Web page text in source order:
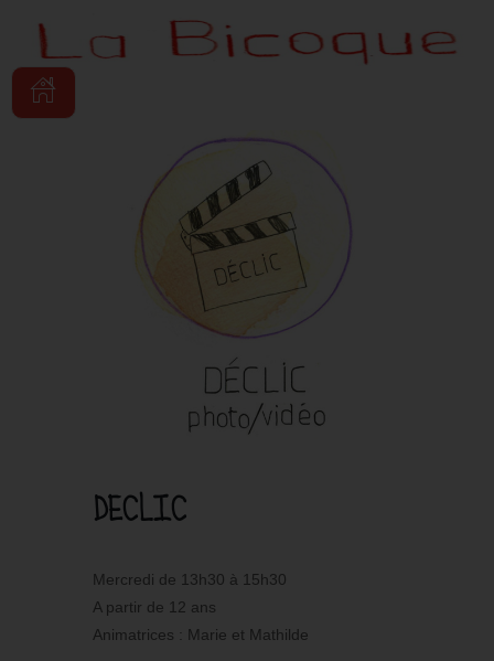
DECLIC
Mercredi de 13h30 à 15h30
A partir de 12 ans
Animatrices : Marie et Mathilde